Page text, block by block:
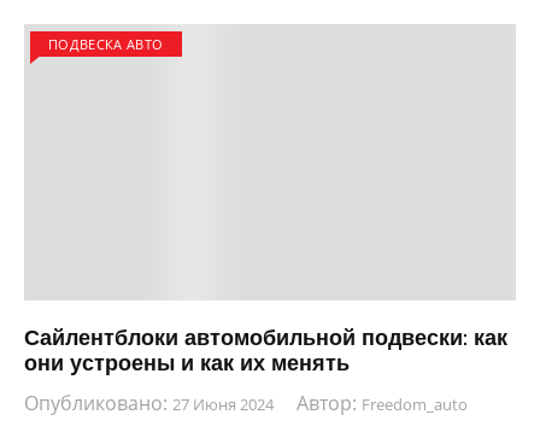
ПОДВЕСКА АВТО
Сайлентблоки автомобильной подвески: как
они устроены и как их менять
Опубликовано: 27 Июня 2024 Автор: Freedom_auto